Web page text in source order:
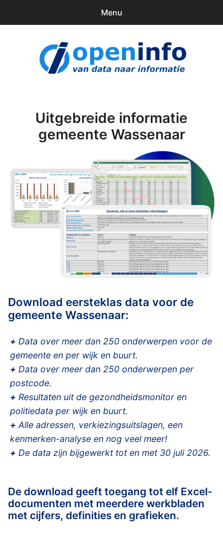
Menu
Downloads
Uitgebreide informatie
gemeente Wassenaar
Download eersteklas data voor de
gemeente Wassenaar:
+ Data over meer dan 250 onderwerpen voor de
gemeente en per wijk en buurt.
+ Data over meer dan 250 onderwerpen per
postcode.
+ Resultaten uit de gezondheidsmonitor en
politiedata per wijk en buurt.
+ Alle adressen, verkiezingsuitslagen, een
kenmerken-analyse en nog veel meer!
+ De data zijn bijgewerkt tot en met 30 juli 2026.
De download geeft toegang tot elf Excel-
documenten met meerdere werkbladen
met cijfers, definities en grafieken.